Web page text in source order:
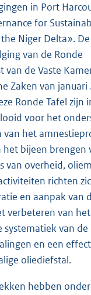
in Port
for
Niger Delta».
van de Ronde
van de Vaste
Zaken van januari
Ronde Tafel zijn
voor het
van het
het bijeen brengen
van overheid,
richten
en aanpak van
verbeteren van
van de
en een
oliediefstal.
hebben